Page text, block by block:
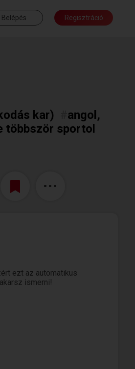
Belépés Regisztráció
kar)
angol,
többször sportol
ezt az automatikus
ismerni!